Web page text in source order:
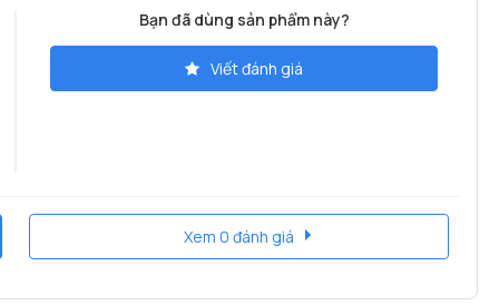
quả và ngăn ngừa nhiễm bẩn chéo, đảm bảo trải
Bạn đã dùng sản phẩm này?
Viết đánh giá
Xem 0 đánh giá